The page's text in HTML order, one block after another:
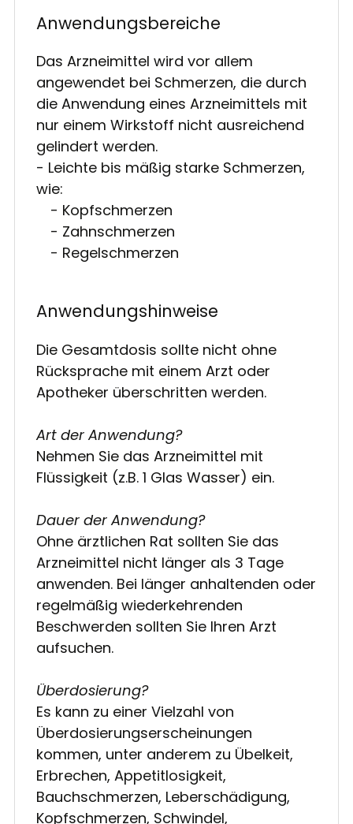
Anwendungsbereiche
Das Arzneimittel wird vor allem
angewendet bei Schmerzen, die durch
die Anwendung eines Arzneimittels mit
nur einem Wirkstoff nicht ausreichend
gelindert werden.
- Leichte bis mäßig starke Schmerzen,
wie:
- Kopfschmerzen
- Zahnschmerzen
- Regelschmerzen
Anwendungshinweise
Die Gesamtdosis sollte nicht ohne
Rücksprache mit einem Arzt oder
Apotheker überschritten werden.
Art der Anwendung?
Nehmen Sie das Arzneimittel mit
Flüssigkeit (z.B. 1 Glas Wasser) ein.
Dauer der Anwendung?
Ohne ärztlichen Rat sollten Sie das
Arzneimittel nicht länger als 3 Tage
anwenden. Bei länger anhaltenden oder
regelmäßig wiederkehrenden
Beschwerden sollten Sie Ihren Arzt
aufsuchen.
Überdosierung?
Es kann zu einer Vielzahl von
Überdosierungserscheinungen
kommen, unter anderem zu Übelkeit,
Erbrechen, Appetitlosigkeit,
Bauchschmerzen, Leberschädigung,
Kopfschmerzen, Schwindel,